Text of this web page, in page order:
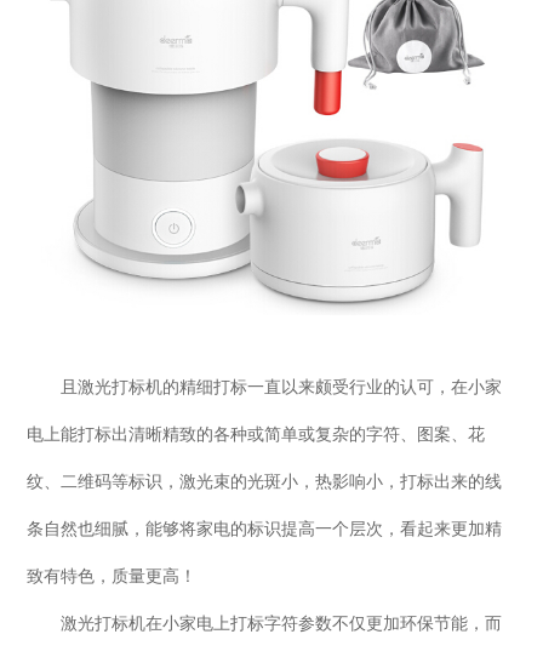
且激光打标机的精细打标一直以来颇受行业的认可，在小家
电上能打标出清晰精致的各种或简单或复杂的字符、图案、花
纹、二维码等标识，激光束的光斑小，热影响小，打标出来的线
条自然也细腻，能够将家电的标识提高一个层次，看起来更加精
致有特色，质量更高！
激光打标机在小家电上打标字符参数不仅更加环保节能，而